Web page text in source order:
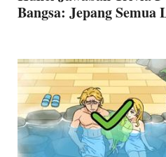
Bangsa: Jepang Semua